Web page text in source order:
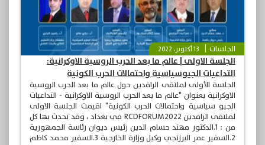
الجلسات 13 أكتوبر، 2022
الجلسة الاولى | عالم ما بعد الحرب الروسية الاوكرانية:
التداعيات الجيوسياسية واحتمالات الحرب الكونية
الجلسة الأولى لملتقى الرافدين حول عالم ما بعد الحرب الروسية
الاوكرانية بعنوان "عالم ما بعد الحرب الروسية الاوكرانية - التداعيات
الجيو سياسية واحتمالات الحرب الكونية" اقيمت الجلسة الاولى
لملتقى الرافدين RCDFORUM2022 في بغداد ، وقد تحدث بها كل
من : 1.الدكتور مهند حسام الدين رئيس ديوان رئاسة الجمهورية
2.السفير عمر البرزنجي وكيل وزارة الخارجية 3.السفير محمد كاظم